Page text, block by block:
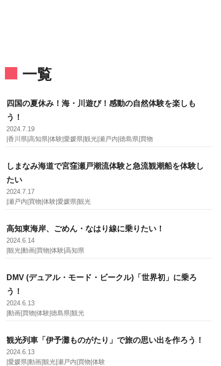
一覧
四国の夏休み！海・川遊び！感動の自然体験を楽しも
う！
2024.7.19
|香川県|高知県|体験|愛媛県|観光|瀬戸内|徳島県|買物
しまなみ海道で宮窪瀬戸潮流体験と急流観潮船を体験し
たい
2024.7.17
|瀬戸内|買物|体験|愛媛県|観光
高知東海岸、ごめん・なはり線に乗りたい！
2024.6.14
|観光|動画|買物|体験|高知県
DMV (デュアル・モード・ビークル)「世界初」に乗ろ
う！
2024.6.13
|動画|買物|体験|徳島県|観光
観光列車「伊予灘ものがたり」で旅の思い出を作ろう！
2024.6.13
|愛媛県|動画|観光|瀬戸内|買物|体験